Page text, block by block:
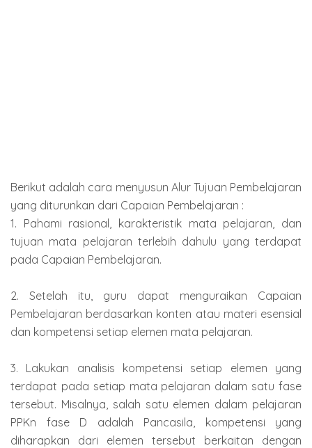
Berikut adalah cara menyusun Alur Tujuan Pembelajaran
yang diturunkan dari Capaian Pembelajaran :
1. Pahami rasional, karakteristik mata pelajaran, dan
tujuan mata pelajaran terlebih dahulu yang terdapat
pada Capaian Pembelajaran.
2. Setelah itu, guru dapat menguraikan Capaian
Pembelajaran berdasarkan konten atau materi esensial
dan kompetensi setiap elemen mata pelajaran.
3. Lakukan analisis kompetensi setiap elemen yang
terdapat pada setiap mata pelajaran dalam satu fase
tersebut. Misalnya, salah satu elemen dalam pelajaran
PPKn fase D adalah Pancasila, kompetensi yang
diharapkan dari elemen tersebut berkaitan dengan